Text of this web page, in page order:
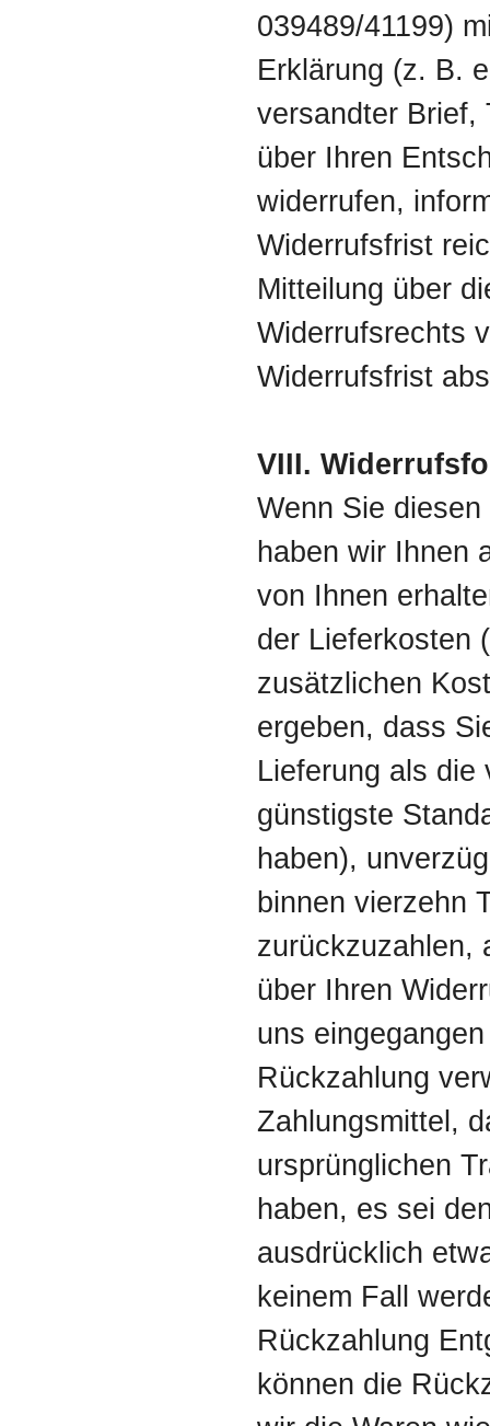
039489/41199)
Erklärung (z. B.
versandter Brief,
über Ihren
widerrufen,
Widerrufsfrist
Mitteilung über
Widerrufsrechts
Widerrufsfrist
VIII.
Wenn Sie
haben wir Ihnen
von Ihnen
der Lieferkosten
zusätzlichen
ergeben, dass
Lieferung als die
günstigste
haben),
binnen vierzehn
zurückzuzahlen,
über Ihren
uns
Rückzahlung
Zahlungsmittel,
ursprünglichen
haben, es sei
ausdrücklich
keinem Fall
Rückzahlung
können die